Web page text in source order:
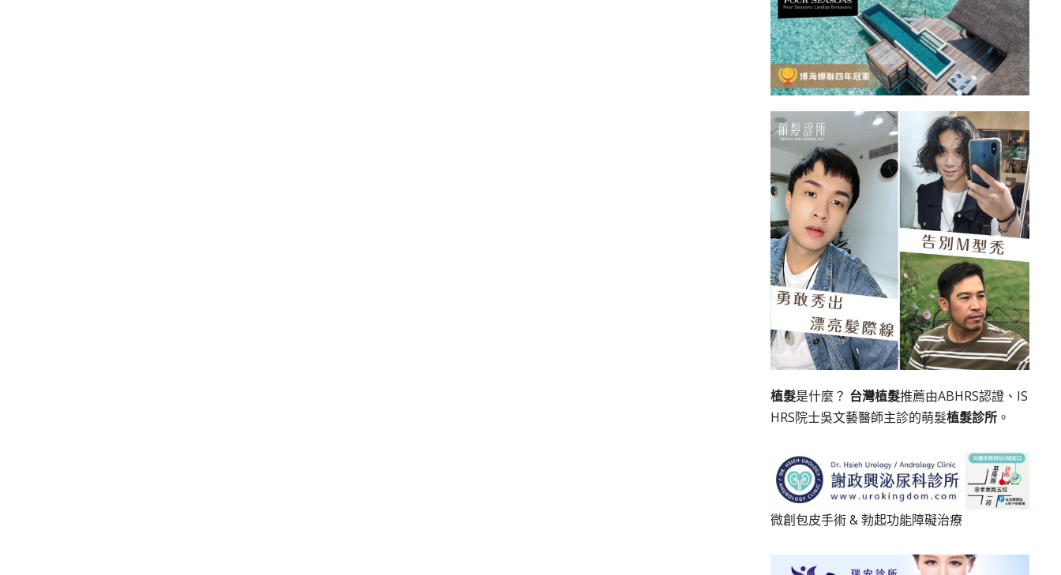
植髮是什麼？ 台灣植髮推薦由ABHRS認證、IS
HRS院士吳文藝醫師主診的萌髮植髮診所。
微創包皮手術&勃起功能障礙治療